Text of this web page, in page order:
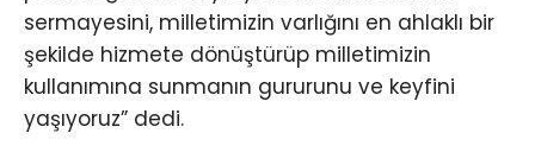
sermayesini, milletimizin varlığını en ahlaklı bir
şekilde hizmete dönüştürüp milletimizin
kullanımına sunmanın gururunu ve keyfini
yaşıyoruz” dedi.